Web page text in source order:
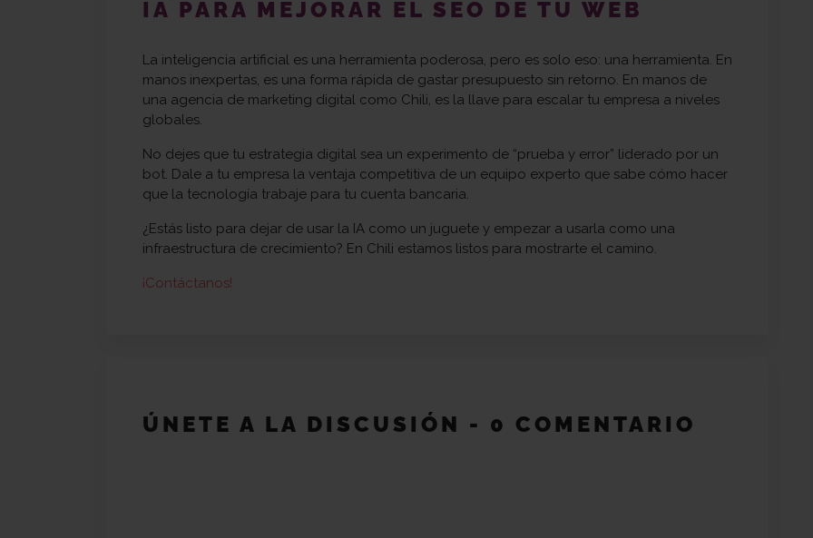
IA PARA MEJORAR EL SEO DE TU WEB
La inteligencia artificial es una herramienta poderosa, pero es solo eso: una herramienta. En
manos inexpertas, es una forma rápida de gastar presupuesto sin retorno. En manos de
una agencia de marketing digital como Chili, es la llave para escalar tu empresa a niveles
globales.
No dejes que tu estrategia digital sea un experimento de “prueba y error” liderado por un
bot. Dale a tu empresa la ventaja competitiva de un equipo experto que sabe cómo hacer
que la tecnología trabaje para tu cuenta bancaria.
¿Estás listo para dejar de usar la IA como un juguete y empezar a usarla como una
infraestructura de crecimiento? En Chili estamos listos para mostrarte el camino.
¡Contáctanos!
ÚNETE A LA DISCUSIÓN - 0 COMENTARIO